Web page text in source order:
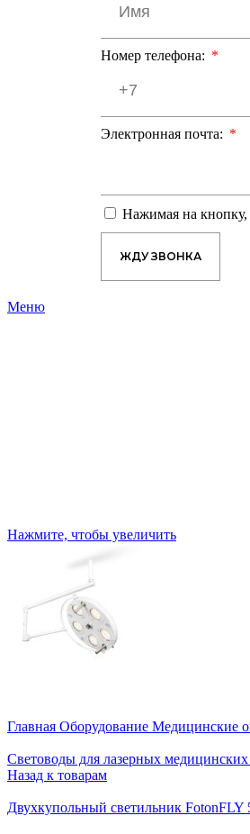
Номер телефона:
Электронная почта:
Нажимая на кнопку,
ЖДУ ЗВОНКА
Меню
Нажмите, чтобы увеличить
Главная Оборудование Медицинские
Световоды для лазерных медицинских
Назад к товарам
Двухкупольный светильник